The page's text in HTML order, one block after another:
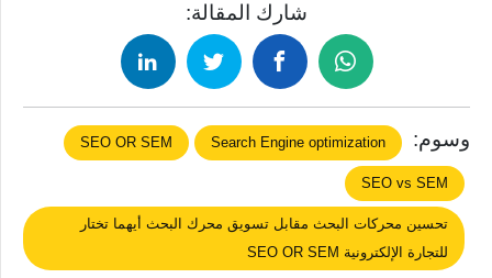
شارك المقالة:
وسوم: Search Engine optimization
SEO OR SEM
SEO vs SEM
تحسين محركات البحث مقابل تسويق محرك البحث أيهما تختار
للتجارة الإلكترونية SEO OR SEM